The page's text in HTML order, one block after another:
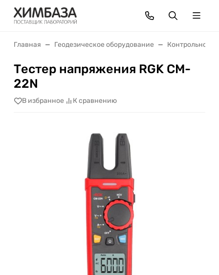
Главная Геодезическое оборудование Контрольно-
Тестер напряжения RGK CM-
22N
В избранное К сравнению